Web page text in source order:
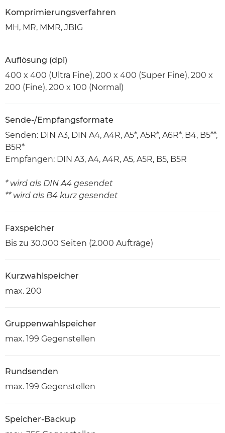
Komprimierungsverfahren
MH, MR, MMR, JBIG
Auflösung (dpi)
400 x 400 (Ultra Fine), 200 x 400 (Super Fine), 200 x
200 (Fine), 200 x 100 (Normal)
Sende-/Empfangsformate
Senden: DIN A3, DIN A4, A4R, A5*, A5R*, A6R*, B4, B5**,
B5R*
Empfangen: DIN A3, A4, A4R, A5, A5R, B5, B5R
* wird als DIN A4 gesendet
** wird als B4 kurz gesendet
Faxspeicher
Bis zu 30.000 Seiten (2.000 Aufträge)
Kurzwahlspeicher
max. 200
Gruppenwahlspeicher
max. 199 Gegenstellen
Rundsenden
max. 199 Gegenstellen
Speicher-Backup